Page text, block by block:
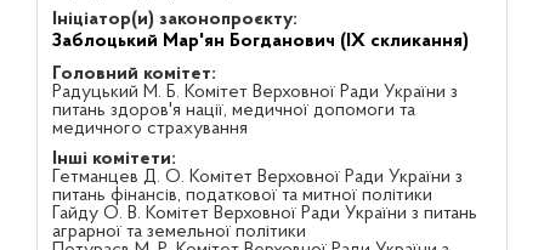
Ініціатор(и) законопроєкту:
Заблоцький Мар'ян Богданович (IX скликання)
Головний комітет:
Радуцький М. Б. Комітет Верховної Ради України з
питань здоров'я нації, медичної допомоги та
медичного страхування
Інші комітети:
Гетманцев Д. О. Комітет Верховної Ради України з
питань фінансів, податкової та митної політики
Гайду О. В. Комітет Верховної Ради України з питань
аграрної та земельної політики